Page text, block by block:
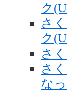
ク
さ
ク
さ
さ
な